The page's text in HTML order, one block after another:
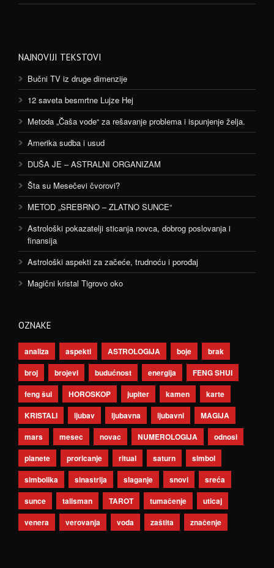
NAJNOVIJI TEKSTOVI
Bučni TV iz druge dimenzije
12 saveta besmrtne Lujze Hej
Metoda „Čaša vode“ za rešavanje problema i ispunjenje želja.
Amerika sudba i usud
DUŠA JE – ASTRALNI ORGANIZAM
Šta su Mesečevi čvorovi?
METOD „SREBRNO – ZLATNO SUNCE“
Astrološki pokazatelji sticanja novca, dobrog poslovanja i
finansija
Astrološki aspekti za začeće, trudnoću i porođaj
Magični kristal Tigrovo oko
OZNAKE
analiza aspekti ASTROLOGIJA boje
brak
broj
brojevi budućnost energija
FENG SHUI
feng šui
HOROSKOP jupiter kamen
karte
KRISTALI
ljubav ljubavna ljubavni
MAGIJA
mars
mesec novac NUMEROLOGIJA
odnosi
planete
proricanje ritual saturn
simbol
simbolika
sinastrija slaganje snovi
sreća
sunce
talisman TAROT tumačenje
uticaj
venera
verovanja voda zaštita značenje